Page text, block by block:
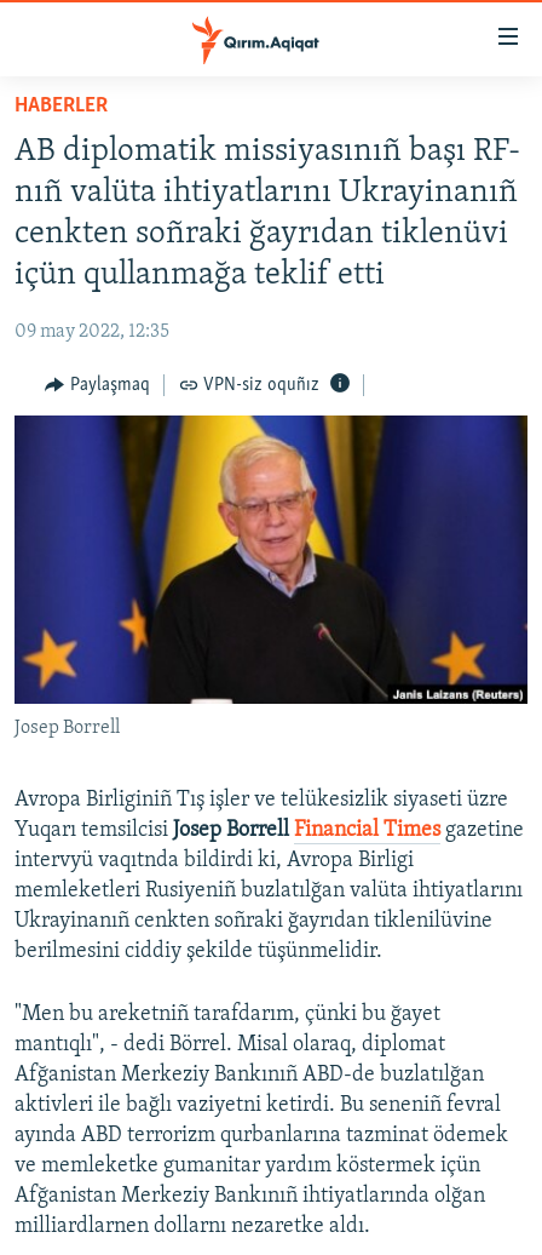
Esas
qaytmaq
Baş
navigatsiyağa
qaytmaq
Qıdıruvğa
HABERLER
SİYASET
İQTİSADİYAT
CEMİYET
İNSAN AQLARI
VİDEO
Українською
QOŞULIÑIZ!
RFE/RS bütün saytları
HABERLER
AB diplomatik missiyasınıñ başı RF-
nıñ valüta ihtiyatlarını Ukrayinanıñ
cenkten soñraki ğayrıdan tiklenüvi
içün qullanmağa teklif etti
09 may 2022, 12:35
Paylaşmaq VPN-siz oquñız
Josep Borrell
Avropa Birliginiñ Tış işler ve telükesizlik siyaseti üzre
Yuqarı temsilcisi Josep Borrell Financial Timesgazetine
intervyü vaqıtnda bildirdi ki, Avropa Birligi
memleketleri Rusiyeniñ buzlatılğan valüta ihtiyatlarını
Ukrayinanıñ cenkten soñraki ğayrıdan tiklenilüvine
berilmesini ciddiy şekilde tüşünmelidir.
"Men bu areketniñ tarafdarım, çünki bu ğayet
mantıqlı", - dedi Börrel. Misal olaraq, diplomat
Afğanistan Merkeziy Bankınıñ ABD-de buzlatılğan
aktivleri ile bağlı vaziyetni ketirdi. Bu seneniñ fevral
ayında ABD terrorizm qurbanlarına tazminat ödemek
ve memleketke gumanitar yardım köstermek içün
Afğanistan Merkeziy Bankınıñ ihtiyatlarında olğan
milliardlarnen dollarnı nezaretke aldı.